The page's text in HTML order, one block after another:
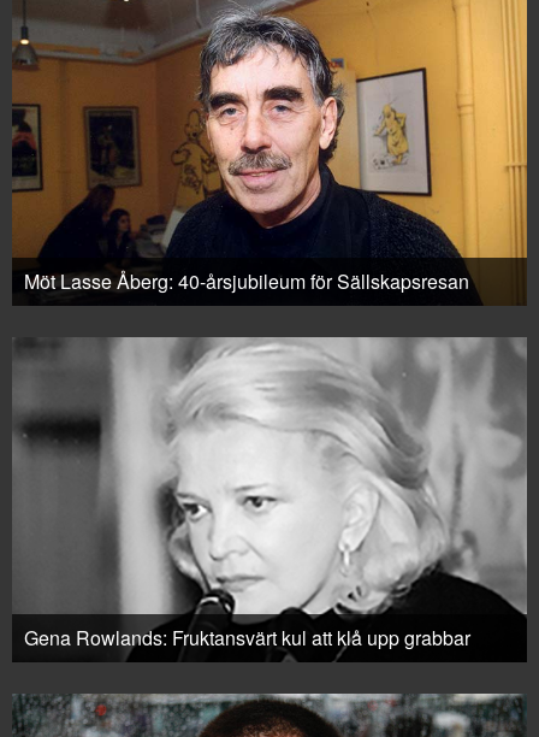
Möt Lasse Åberg: 40-årsjubileum för Sällskapsresan
Gena Rowlands: Fruktansvärt kul att klå upp grabbar